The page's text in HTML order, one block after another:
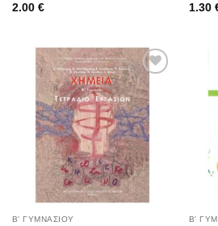
2.00 €
1.30
Προσθήκη
στη
Wishlist
Β' ΓΥΜΝΑΣΙΟΥ Β'